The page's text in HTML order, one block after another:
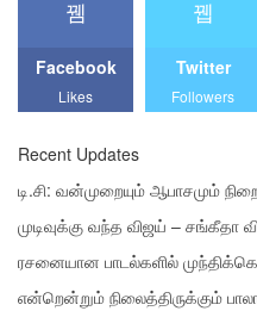
Facebook
Likes
Twitter
Followers
Recent Updates
டி.சி: வன்முறையும் ஆபாசமும்
முடிவுக்கு வந்த விஜய் – சங்கீதா
ரசனையான பாடல்களில்
என்றென்றும் நிலைத்திருக்கும்